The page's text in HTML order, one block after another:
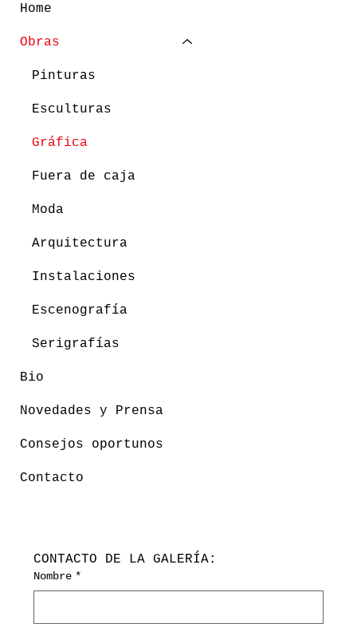
CONTACTO DE LA GALERÍA:
Nombre *
Home
Obras
Pinturas
Esculturas
Gráfica
Fuera de caja
Moda
Arquitectura
Instalaciones
Escenografía
Serigrafías
Bio
Novedades y Prensa
Consejos oportunos
Contacto